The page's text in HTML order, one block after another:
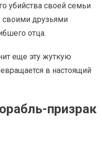
убийства своей семьи
своими друзьями
отца.
еще эту жуткую
в настоящий
призрак